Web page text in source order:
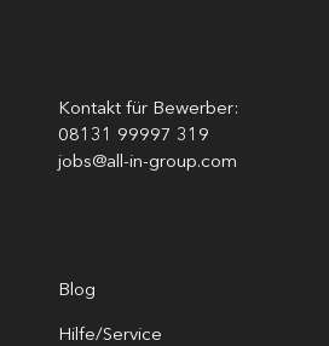
Kontakt für Bewerber:
08131 99997 319
jobs@all-in-group.com
Blog
Hilfe/Service